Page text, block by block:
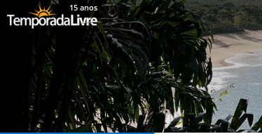
15 anos